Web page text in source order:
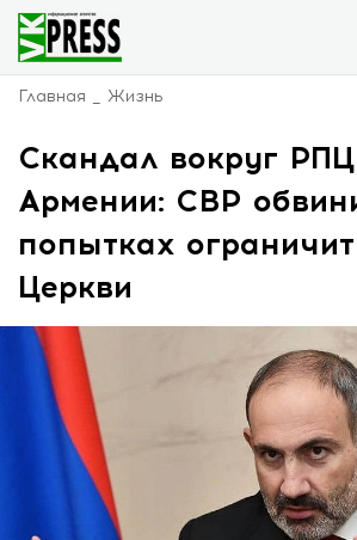
Главная Жизнь
Скандал вокруг
Армении: СВР
попытках
Церкви